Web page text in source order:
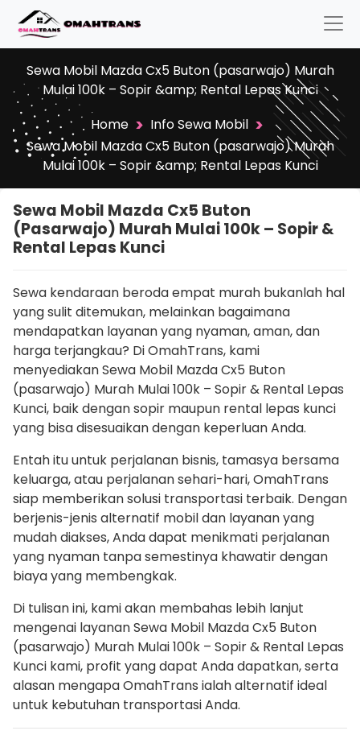
Sewa Mobil Mazda Cx5 Buton (pasarwajo) Murah
Mulai 100k – Sopir &amp; Rental Lepas Kunci
Home > Info Sewa Mobil >
Sewa Mobil Mazda Cx5 Buton (pasarwajo) Murah
Mulai 100k – Sopir &amp; Rental Lepas Kunci
Sewa Mobil Mazda Cx5 Buton
(pasarwajo) Murah Mulai 100k – Sopir &
Rental Lepas Kunci
Sewa kendaraan beroda empat murah bukanlah hal
yang sulit ditemukan, melainkan bagaimana
mendapatkan layanan yang nyaman, aman, dan
harga terjangkau? Di OmahTrans, kami
menyediakan Sewa Mobil Mazda Cx5 Buton
(pasarwajo) Murah Mulai 100k – Sopir & Rental Lepas
Kunci, baik dengan sopir maupun rental lepas kunci
yang bisa disesuaikan dengan keperluan Anda.
Entah itu untuk perjalanan bisnis, tamasya bersama
keluarga, atau perjalanan sehari-hari, OmahTrans
siap memberikan solusi transportasi terbaik. Dengan
berjenis-jenis alternatif mobil dan layanan yang
mudah diakses, Anda dapat menikmati perjalanan
yang nyaman tanpa semestinya khawatir dengan
biaya yang membengkak.
Di tulisan ini, kami akan membahas lebih lanjut
mengenai layanan Sewa Mobil Mazda Cx5 Buton
(pasarwajo) Murah Mulai 100k – Sopir & Rental Lepas
Kunci kami, profit yang dapat Anda dapatkan, serta
alasan mengapa OmahTrans ialah alternatif ideal
untuk kebutuhan transportasi Anda.